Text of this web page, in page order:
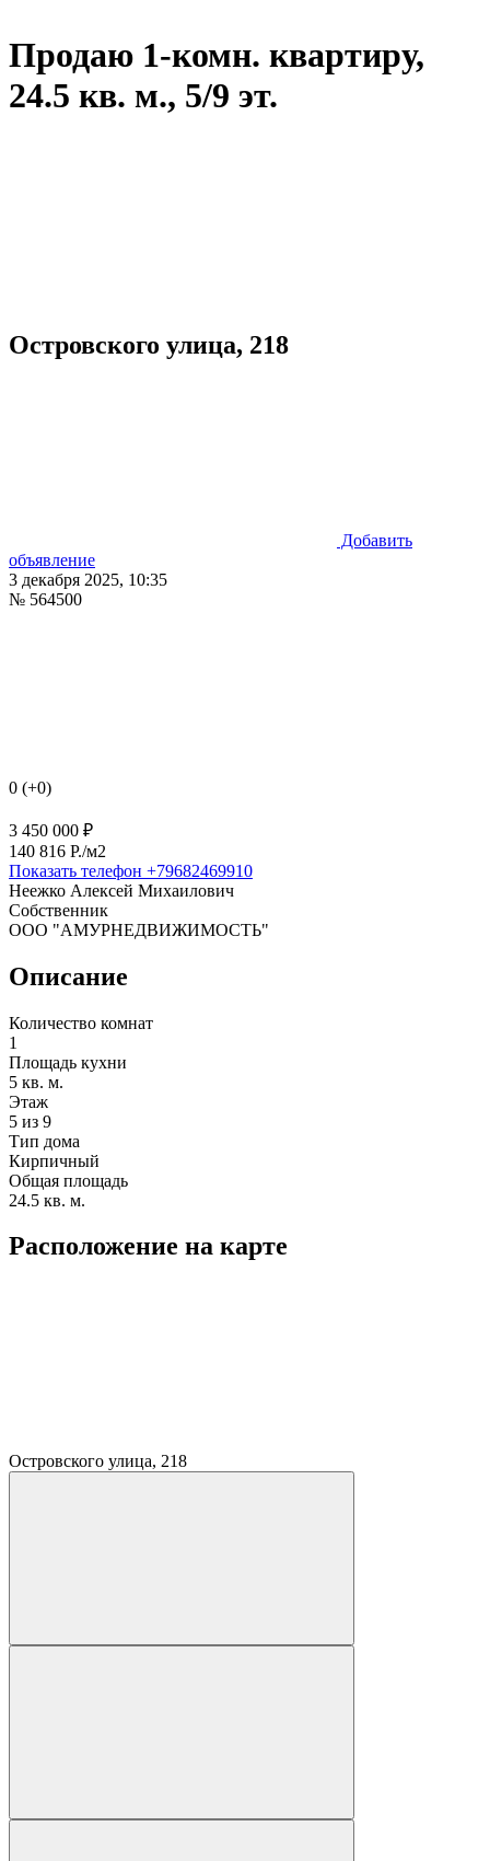
Продаю 1-комн. квартиру,
24.5 кв. м., 5/9 эт.
Островского улица, 218
Добавить
объявление
3 декабря 2025, 10:35
№ 564500
0 (+0)
3 450 000 ₽
140 816 P./м2
Показать телефон +79682469910
Неежко Алексей Михаилович
Собственник
ООО "АМУРНЕДВИЖИМОСТЬ"
Описание
Количество комнат
1
Площадь кухни
5 кв. м.
Этаж
5 из 9
Тип дома
Кирпичный
Общая площадь
24.5 кв. м.
Расположение на карте
Островского улица, 218